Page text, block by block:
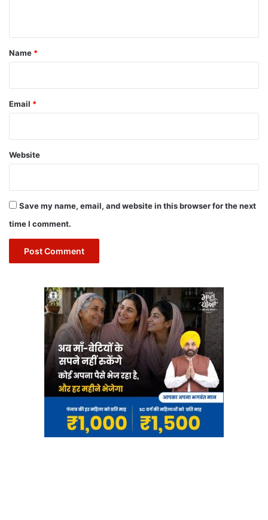
*
Name *
Email *
Website
Save my name, email, and website in this browser for the next
time I comment.